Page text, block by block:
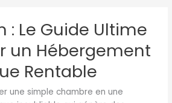
: Le Guide Ultime
un Hébergement
Rentable
une simple chambre en une